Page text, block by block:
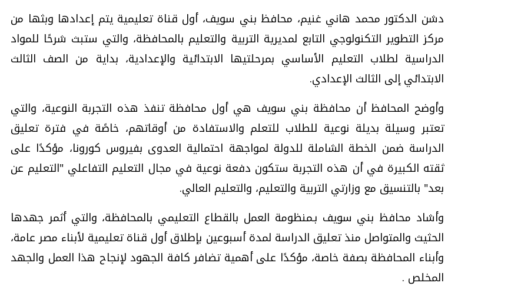
دشن الدكتور محمد هاني غنيم، محافظ بني سويف، أول قناة تعليمية يتم إعدادها وبثها من
مركز التطوير التكنولوجي التابع لمديرية التربية والتعليم بالمحافظة، والتي ستبث شرحًا للمواد
الدراسية لطلاب التعليم الأساسي بمرحلتيها الابتدائية والإعدادية، بداية من الصف الثالث
الابتدائي إلى الثالث الإعدادي.
وأوضح المحافظ أن محافظة بني سويف هي أول محافظة تنفذ هذه التجربة النوعية، والتي
تعتبر وسيلة بديلة نوعية للطلاب للتعلم والاستفادة من أوقاتهم، خاصًة في فترة تعليق
الدراسة ضمن الخطة الشاملة للدولة لمواجهة احتمالية العدوى بفيروس كورونا، مؤكدًا على
ثقته الكبيرة في أن هذه التجربة ستكون دفعة نوعية في مجال التعليم التفاعلي "التعليم عن
بعد" بالتنسيق مع وزارتي التربية والتعليم، والتعليم العالي.
وأشاد محافظ بني سويف بـمنظومة العمل بالقطاع التعليمي بالمحافظة، والتي أثمر جهدها
الحثيث والمتواصل منذ تعليق الدراسة لمدة أسبوعين بإطلاق أول قناة تعليمية لأبناء مصر عامة،
وأبناء المحافظة بصفة خاصة، مؤكدًا على أهمية تضافر كافة الجهود لإنجاح هذا العمل والجهد
المخلص .
بعد إشعارات "جوجل" .. هل يمكن التنبوء دليلك للتنسيق الجامعي .. تساؤلات
وإجابات
السبت، 01 اغسطس 2026 10:25 ص
فيديو.. الإعلام الرقمي.. تقنيات واعدة
وتحديات هائلة